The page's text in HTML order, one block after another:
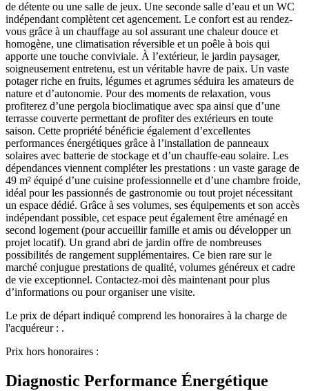
de détente ou une salle de jeux. Une seconde salle d’eau et un WC
indépendant complètent cet agencement. Le confort est au rendez-
vous grâce à un chauffage au sol assurant une chaleur douce et
homogène, une climatisation réversible et un poêle à bois qui
apporte une touche conviviale. À l’extérieur, le jardin paysager,
soigneusement entretenu, est un véritable havre de paix. Un vaste
potager riche en fruits, légumes et agrumes séduira les amateurs de
nature et d’autonomie. Pour des moments de relaxation, vous
profiterez d’une pergola bioclimatique avec spa ainsi que d’une
terrasse couverte permettant de profiter des extérieurs en toute
saison. Cette propriété bénéficie également d’excellentes
performances énergétiques grâce à l’installation de panneaux
solaires avec batterie de stockage et d’un chauffe-eau solaire. Les
dépendances viennent compléter les prestations : un vaste garage de
49 m² équipé d’une cuisine professionnelle et d’une chambre froide,
idéal pour les passionnés de gastronomie ou tout projet nécessitant
un espace dédié. Grâce à ses volumes, ses équipements et son accès
indépendant possible, cet espace peut également être aménagé en
second logement (pour accueillir famille et amis ou développer un
projet locatif). Un grand abri de jardin offre de nombreuses
possibilités de rangement supplémentaires. Ce bien rare sur le
marché conjugue prestations de qualité, volumes généreux et cadre
de vie exceptionnel. Contactez-moi dès maintenant pour plus
d’informations ou pour organiser une visite.
Le prix de départ indiqué comprend les honoraires à la charge de
l'acquéreur : .
Prix hors honoraires :
Diagnostic Performance Énergétique